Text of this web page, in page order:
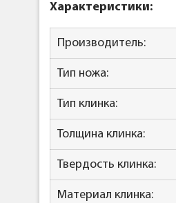
Характеристики:
Производитель:
Тип ножа:
Тип клинка:
Толщина клинка:
Твердость клинка:
Материал клинка: